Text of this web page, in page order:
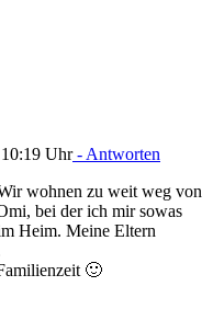
Uhr- Antworten
wohnen zu weit weg von
bei der ich mir sowas
Heim. Meine Eltern
🙂